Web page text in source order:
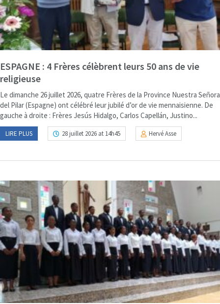
ESPAGNE : 4 Frères célèbrent leurs 50 ans de vie
religieuse
Le dimanche 26 juillet 2026, quatre Frères de la Province Nuestra Señora
del Pilar (Espagne) ont célébré leur jubilé d’or de vie mennaisienne. De
gauche à droite : Frères Jesús Hidalgo, Carlos Capellán, Justino...
LIRE PLUS 28 juillet 2026 at 14h45 Hervé Asse